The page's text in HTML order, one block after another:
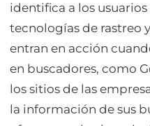
identifica a los
tecnologías de rastreo
entran en acción
en buscadores, como
los sitios de las
la información de sus